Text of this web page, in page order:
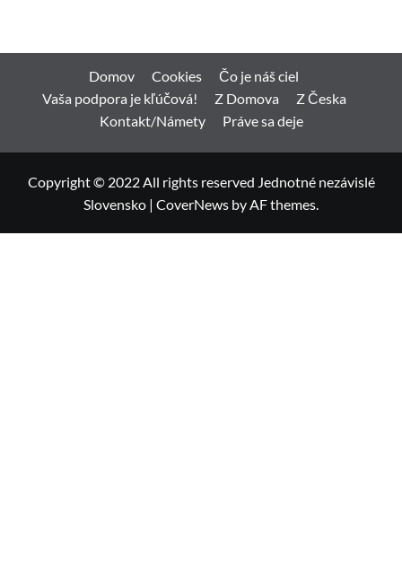
Domov Cookies
Čo je náš ciel
Vaša podpora je kľúčová!
Z Domova
Z Česka
Kontakt/Námety
Práve sa deje
Copyright © 2022 All rights reserved Jednotné nezávislé
Slovensko | CoverNews by AF themes.